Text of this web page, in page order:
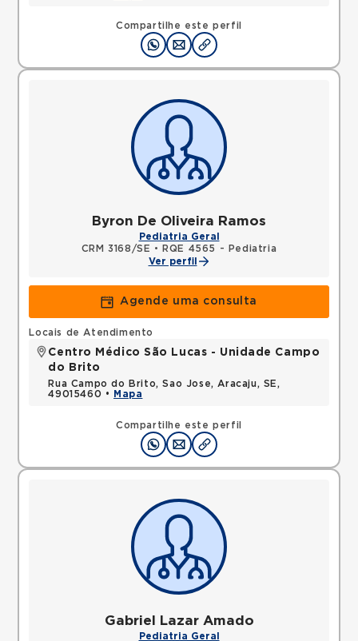
Compartilhe este perfil
Byron De Oliveira Ramos
Pediatria Geral
CRM 3168/SE •
RQE 4565 - Pediatria
Ver perfil
Agende uma consulta
Compartilhe este perfil
Locais de Atendimento
Centro Médico São Lucas - Unidade Campo
do Brito
Rua Campo do Brito, Sao Jose, Aracaju, SE,
49015460 •
Mapa
Gabriel Lazar Amado
Pediatria Geral